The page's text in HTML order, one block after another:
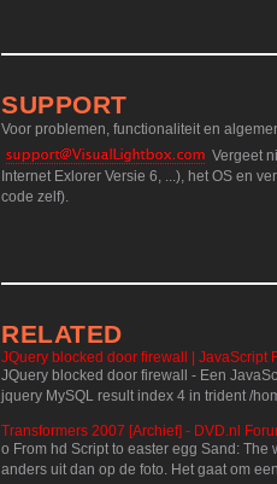
SUPPORT
Voor problemen, functionaliteit en
Vergeet
Internet Exlorer Versie 6, ...), het OS en
code zelf).
RELATED
JQuery blocked door firewall | JavaScript
JQuery blocked door firewall - Een
jquery MySQL result index 4 in trident /
Transformers 2007 [Archief] - DVD.nl
o From hd Script to easter egg Sand:
anders uit dan op de foto. Het gaat om